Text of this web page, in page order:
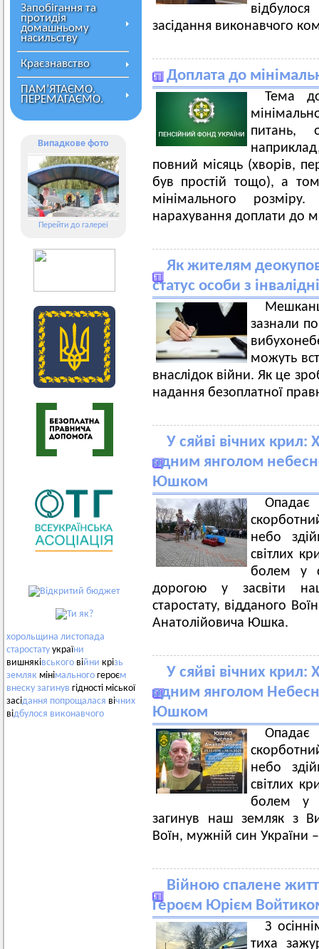
Запобігання та
протидія
домашньому
насильству
Краєзнавство
ПАМ’ЯТАЄМО.
ПЕРЕМАГАЄМО.
Випадкове фото
Перейти до галереї
хорольщина листопада
старостату україни
вишняківського війни крізь
земляк мінімального героєм
внеску загинув гідності міської
засідання попрощалася вічних
відбулося виконавчого
засідання виконавчого
Доплата до
Тема
питань,
повний місяць (хворів,
був простій тощо), а
мінімального
нарахування доплати до
Як жителям
статус особи з
зазнали
можуть
внаслідок війни. Як це
надання безоплатної
У сяйві вічних
одним янголом
Юшком
небо
світлих
болем у
дорогою у засвіти
старостату, відданого
Анатолійовича Юшка.
У сяйві вічних
одним янголом
Юшком
небо
світлих
болем у
загинув наш земляк з
Воїн, мужній син
Війною спалене
Героєм Юрієм
З
тиха